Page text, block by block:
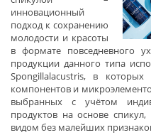
инновационный
подход к сохранению
молодости и красоты
в формате повседневного
продукции данного типа
Spongillalacustris, в
компонентов и
выбранных с учётом
продуктов на основе
видом без малейших